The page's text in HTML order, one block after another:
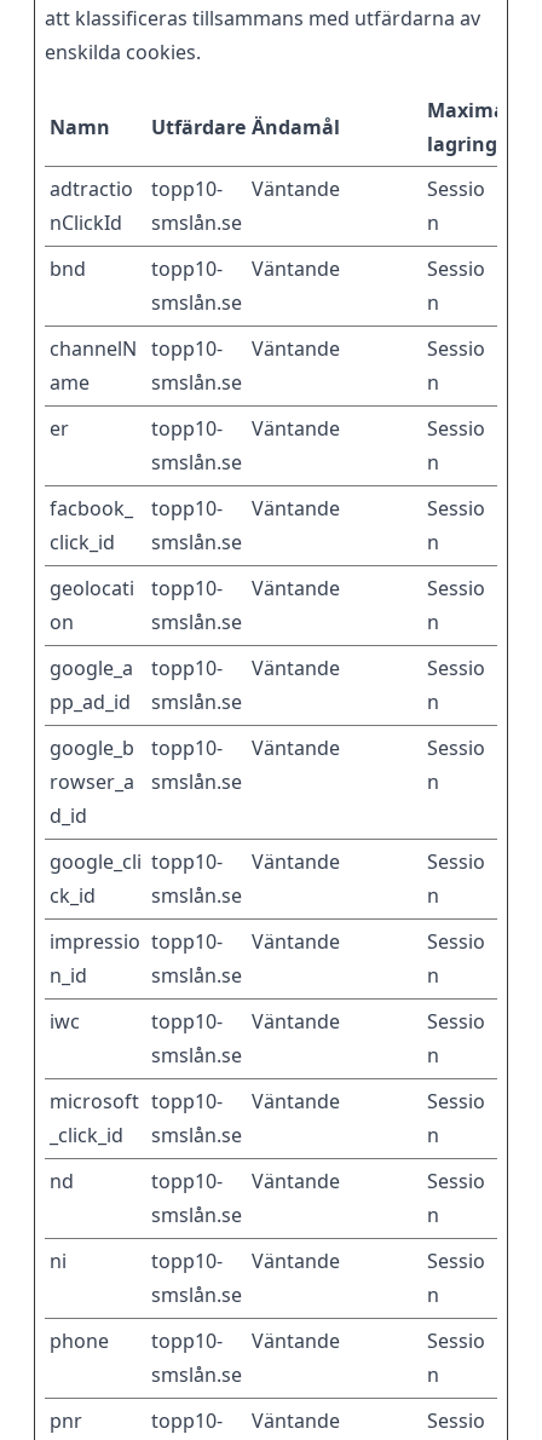
att klassificeras tillsammans med utfärdarna av
enskilda cookies.
Namn Utfärdare Ändamål
Maximal
lagringstid
adtractio
nClickId
topp10-
smslån.se
Väntande
Sessio
n
bnd
topp10-
smslån.se
Väntande
Sessio
n
channelN
ame
topp10-
smslån.se
Väntande
Sessio
n
er
topp10-
smslån.se
Väntande
Sessio
n
facbook_
click_id
topp10-
smslån.se
Väntande
Sessio
n
geolocati
on
topp10-
smslån.se
Väntande
Sessio
n
google_a
pp_ad_id
topp10-
smslån.se
Väntande
Sessio
n
google_b
rowser_a
d_id
topp10-
smslån.se
Väntande
Sessio
n
google_cli
ck_id
topp10-
smslån.se
Väntande
Sessio
n
impressio
n_id
topp10-
smslån.se
Väntande
Sessio
n
iwc
topp10-
smslån.se
Väntande
Sessio
n
microsoft
_click_id
topp10-
smslån.se
Väntande
Sessio
n
nd
topp10-
smslån.se
Väntande
Sessio
n
ni
topp10-
smslån.se
Väntande
Sessio
n
phone
topp10-
smslån.se
Väntande
Sessio
n
pnr
topp10-
Väntande
Sessio